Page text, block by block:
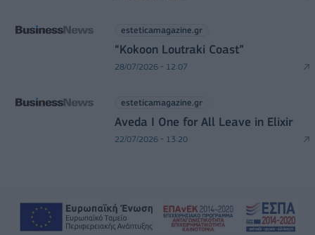
esteticamagazine.gr
“Kokoon Loutraki Coast”
28/07/2026 - 12:07
esteticamagazine.gr
Aveda I One for All Leave in Elixir
22/07/2026 - 13:20